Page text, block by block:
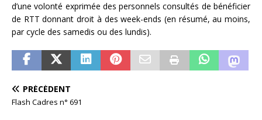
d’une volonté exprimée des personnels consultés de bénéficier
de RTT donnant droit à des week-ends (en résumé, au moins,
par cycle des samedis ou des lundis).
PRÉCÉDENT
Flash Cadres n° 691